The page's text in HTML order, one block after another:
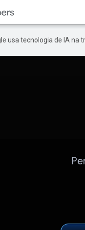
usa tecnologia de IA na